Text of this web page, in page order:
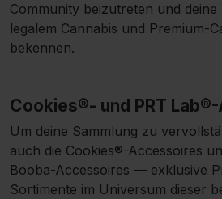
Community beizutreten und
legalem Cannabis und Premium-
bekennen.
Cookies®- und PRT
Um deine Sammlung zu
auch die Cookies®-Accessoires
Booba-Accessoires — exklusive
Sortimente im Universum dieser